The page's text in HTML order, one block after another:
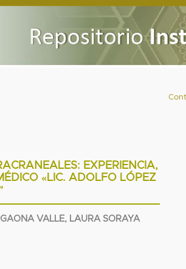
EXPERIENCIA,
«LIC. ADOLFO LÓPEZ
VALLE, LAURA SORAYA